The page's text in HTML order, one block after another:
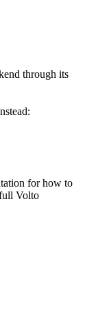
through its
for how to
Volto